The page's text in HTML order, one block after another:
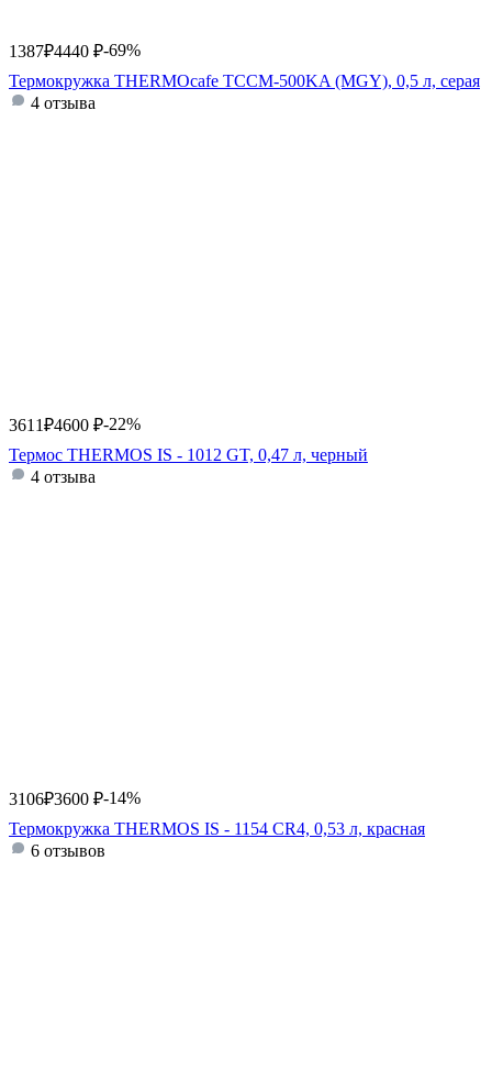
1387₽4440 ₽-69%
Термокружка THERMOcafe TCCM-500KA (MGY), 0,5 л, серая
4 отзыва
3611₽4600 ₽-22%
Термос THERMOS IS - 1012 GT, 0,47 л, черный
4 отзыва
3106₽3600 ₽-14%
Термокружка THERMOS IS - 1154 CR4, 0,53 л, красная
6 отзывов